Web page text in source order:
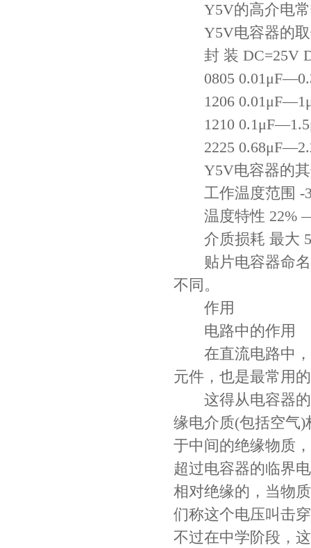
Y5V的高介电常
Y5V电容器的取
封 装 DC=25V
0805
1206
1210
2225
Y5V电容器的其
工作温度范围 -
温度特性 22%
介质损耗 最大
贴片电容器命名
不同。
作用
电路中的作用
在直流电路中，
元件，也是最常用
这得从电容器的
缘电介质(包括空气
于中间的绝缘物质
超过电容器的临界
相对绝缘的，当物
们称这个电压叫击
不过在中学阶段，